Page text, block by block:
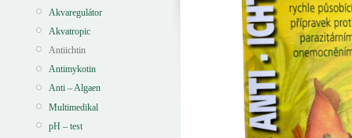
Akvaregulátor
Akvatropic
Antiichtin
Antimykotin
Anti – Algaen
Multimedikal
pH – test